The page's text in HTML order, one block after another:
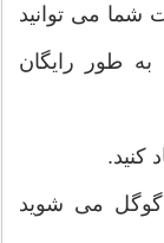
شما می توانید
در profile Citations Scholar Google به طور رایگان
کنید.
می شوید